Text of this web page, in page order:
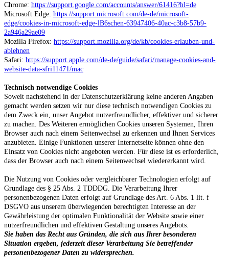
Chrome: https://support.google.com/accounts/answer/61416?hl=de
Microsoft Edge: https://support.microsoft.com/de-de/microsoft-
edge/cookies-in-microsoft-edge-lB6schen-63947406-40ac-c3b8-57b9-
2a946a29ae09
Mozilla Firefox: https://support.mozilla.org/de/kb/cookies-erlauben-und-
ablehnen
Safari: https://support.apple.com/de-de/guide/safari/manage-cookies-and-
website-data-sfri11471/mac
Technisch notwendige Cookies
Soweit nachstehend in der Datenschutzerklärung keine anderen Angaben
gemacht werden setzen wir nur diese technisch notwendigen Cookies zu
dem Zweck ein, unser Angebot nutzerfreundlicher, effektiver und sicherer
zu machen. Des Weiteren ermöglichen Cookies unseren Systemen, Ihren
Browser auch nach einem Seitenwechsel zu erkennen und Ihnen Services
anzubieten. Einige Funktionen unserer Internetseite können ohne den
Einsatz von Cookies nicht angeboten werden. Für diese ist es erforderlich,
dass der Browser auch nach einem Seitenwechsel wiedererkannt wird.
Die Nutzung von Cookies oder vergleichbarer Technologien erfolgt auf
Grundlage des § 25 Abs. 2 TDDDG. Die Verarbeitung Ihrer
personenbezogenen Daten erfolgt auf Grundlage des Art. 6 Abs. 1 lit. f
DSGVO aus unserem überwiegenden berechtigten Interesse an der
Gewährleistung der optimalen Funktionalität der Website sowie einer
nutzerfreundlichen und effektiven Gestaltung unseres Angebots.
Sie haben das Recht aus Gründen, die sich aus Ihrer besonderen
Situation ergeben, jederzeit dieser Verarbeitung Sie betreffender
personenbezogener Daten zu widersprechen.